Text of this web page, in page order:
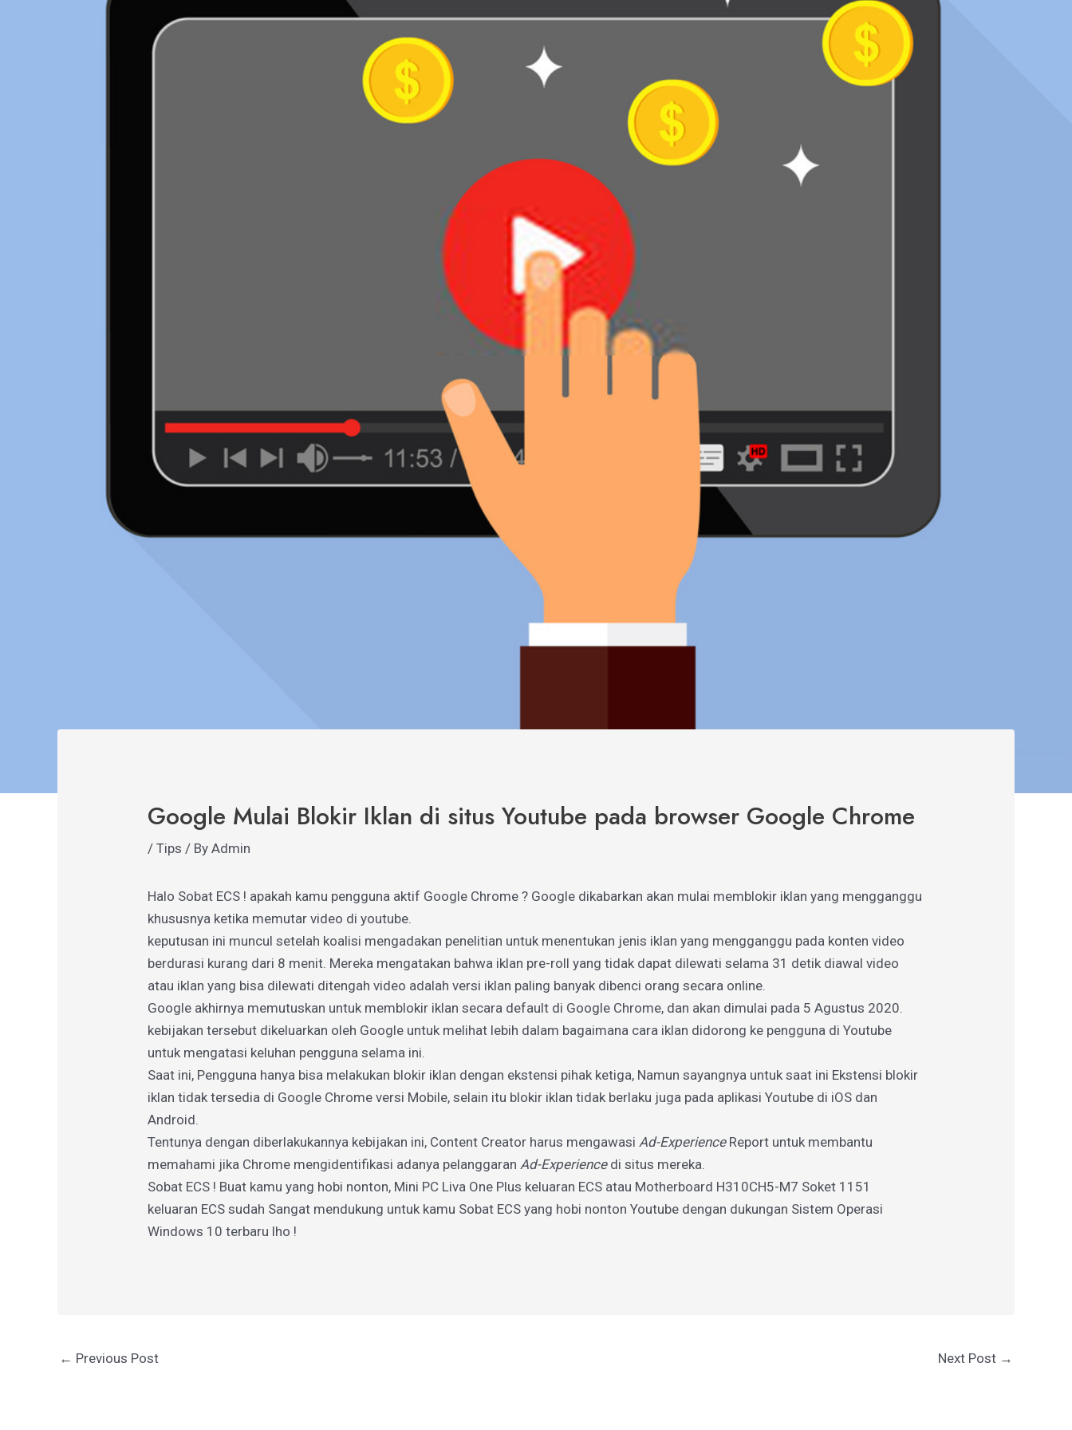
Google Mulai Blokir Iklan di situs Youtube pada browser Google Chrome
/Tips / ByAdmin
Halo Sobat ECS ! apakah kamu pengguna aktif Google Chrome ? Google dikabarkan akan mulai memblokir iklan yang mengganggu
khususnya ketika memutar video di youtube.
keputusan ini muncul setelah koalisi mengadakan penelitian untuk menentukan jenis iklan yang mengganggu pada konten video
berdurasi kurang dari 8 menit. Mereka mengatakan bahwa iklan pre-roll yang tidak dapat dilewati selama 31 detik diawal video
atau iklan yang bisa dilewati ditengah video adalah versi iklan paling banyak dibenci orang secara online.
Google akhirnya memutuskan untuk memblokir iklan secara default di Google Chrome, dan akan dimulai pada 5 Agustus 2020.
kebijakan tersebut dikeluarkan oleh Google untuk melihat lebih dalam bagaimana cara iklan didorong ke pengguna di Youtube
untuk mengatasi keluhan pengguna selama ini.
Saat ini, Pengguna hanya bisa melakukan blokir iklan dengan ekstensi pihak ketiga, Namun sayangnya untuk saat ini Ekstensi blokir
iklan tidak tersedia di Google Chrome versi Mobile, selain itu blokir iklan tidak berlaku juga pada aplikasi Youtube di iOS dan
Android.
Tentunya dengan diberlakukannya kebijakan ini, Content Creator harus mengawasiAd-ExperienceReport untuk membantu
memahami jika Chrome mengidentifikasi adanya pelanggaranAd-Experiencedi situs mereka.
Sobat ECS ! Buat kamu yang hobi nonton, Mini PC Liva One Plus keluaran ECS atau Motherboard H310CH5-M7 Soket 1151
keluaran ECS sudah Sangat mendukung untuk kamu Sobat ECS yang hobi nonton Youtube dengan dukungan Sistem Operasi
Windows 10 terbaru lho !
← Previous Post Next Post →